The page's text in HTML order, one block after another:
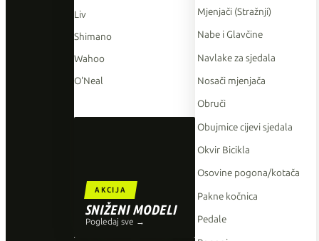
Liv
Shimano
Wahoo
O'Neal
AKCIJA
SNIŽENI MODELI
Pogledaj sve →
Mjenjači (Stražnji)
Nabe i Glavčine
Navlake za sjedala
Nosači mjenjača
Obruči
Obujmice cijevi sjedala
Okvir Bicikla
Osovine pogona/kotača
Pakne kočnica
Pedale